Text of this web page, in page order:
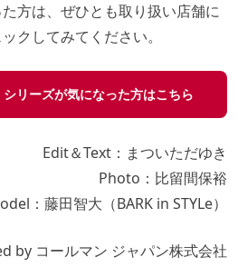
方は、ぜひとも取り扱い店舗に
クしてみてください。
シリーズが気になった方はこちら
Edit＆Text：まついただゆき
Photo：比留間保裕
：藤田智大（BARK in STYLe）
by コールマン ジャパン株式会社